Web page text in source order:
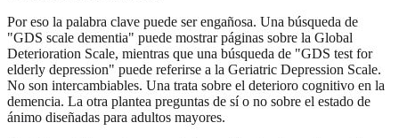
Por eso la palabra clave puede ser engañosa. Una búsqueda de
"GDS scale dementia" puede mostrar páginas sobre la Global
Deterioration Scale, mientras que una búsqueda de "GDS test for
elderly depression" puede referirse a la Geriatric Depression Scale.
No son intercambiables. Una trata sobre el deterioro cognitivo en la
demencia. La otra plantea preguntas de sí o no sobre el estado de
ánimo diseñadas para adultos mayores.